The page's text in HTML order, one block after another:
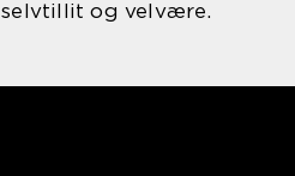
og velvære.